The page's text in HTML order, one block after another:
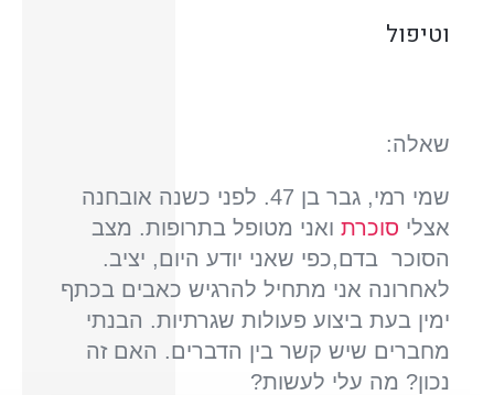
וטיפול
שאלה:
שמי רמי, גבר בן 47. לפני כשנה אובחנה
אצלי סוכרת ואני מטופל בתרופות. מצב
הסוכר בדם,כפי שאני יודע היום, יציב.
לאחרונה אני מתחיל להרגיש כאבים בכתף
ימין בעת ביצוע פעולות שגרתיות. הבנתי
מחברים שיש קשר בין הדברים. האם זה
נכון? מה עלי לעשות?